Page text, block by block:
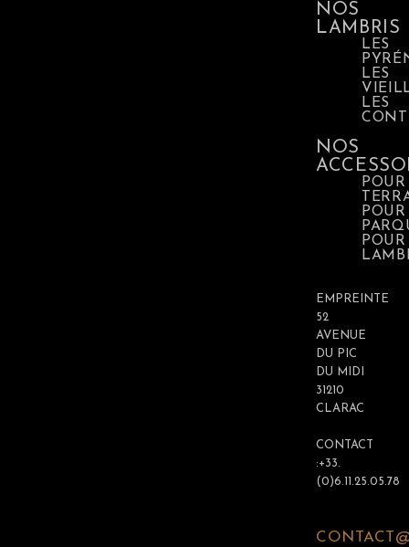
NOS
LAMBRIS
LES
LES
LES
NOS
POUR
POUR
POUR
EMPREINTE
52
AVENUE
DU PIC
DU MIDI
31210
CLARAC
CONTACT
:+33.
(0)6.11.25.05.78